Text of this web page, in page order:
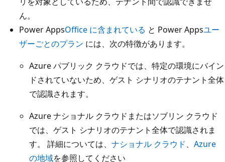
ん。
Power AppsOffice に含まれている と Power Appsユー
ザーごとのプラン には、次の特徴があります。
Azure パブリック クラウドでは、特定の環境にバイン
ドされていないため、ゲスト シナリオのテナント全体
で認識されます。
Azure ナショナル クラウドまたはソブリン クラウド
では、ゲスト シナリオのテナント全体で認識されま
す。 詳細については、 ナショナル クラウド、 Azure
の地域を参照してください